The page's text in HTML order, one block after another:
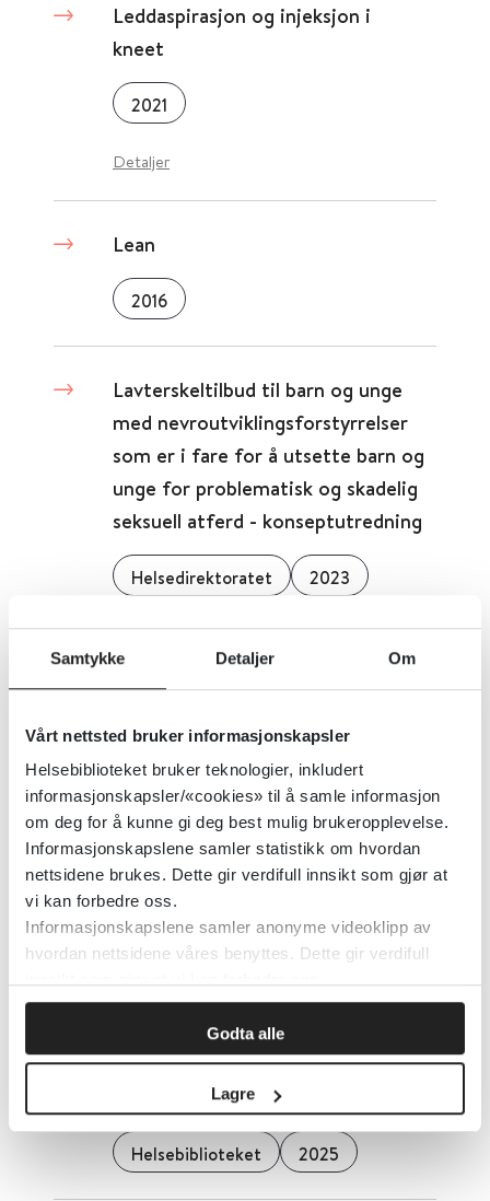
Samtykke Detaljer Om
Vårt nettsted bruker informasjonskapsler
Helsebiblioteket bruker teknologier, inkludert
informasjonskapsler/«cookies» til å samle informasjon
om deg for å kunne gi deg best mulig brukeropplevelse.
Informasjonskapslene samler statistikk om hvordan
nettsidene brukes. Dette gir verdifull innsikt som gjør at
vi kan forbedre oss.
Informasjonskapslene samler anonyme videoklipp av
hvordan nettsidene våres benyttes. Dette gir verdifull
Godta alle
Lagre
Leddaspirasjon og injeksjon i
kneet
2021
Detaljer
Lean
2016
Lavterskeltilbud til barn og unge
med nevroutviklingsforstyrrelser
som er i fare for å utsette barn og
unge for problematisk og skadelig
seksuell atferd - konseptutredning
Helsedirektoratet 2023
Detaljer
hos nyfødte når mor har tatt
koronavaksine
Folkehelseinstituttet (FHI)
Lavere dose digitalisantistoff er
tilstrekkelig
Lavere bruk av helsetjenester
blant nylig bosatte flyktninger
Helsebiblioteket 2025